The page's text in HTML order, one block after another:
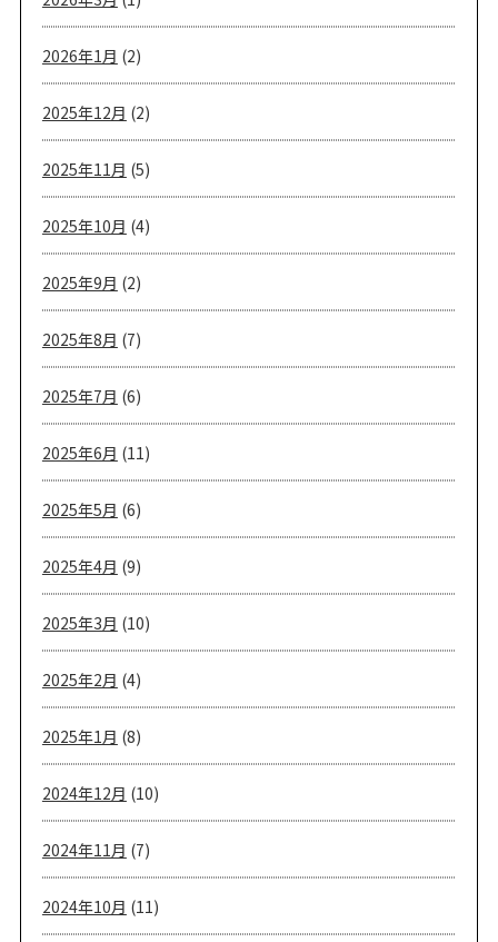
2026年1月 (2)
2025年12月 (2)
2025年11月 (5)
2025年10月 (4)
2025年9月 (2)
2025年8月 (7)
2025年7月 (6)
2025年6月 (11)
2025年5月 (6)
2025年4月 (9)
2025年3月 (10)
2025年2月 (4)
2025年1月 (8)
2024年12月 (10)
2024年11月 (7)
2024年10月 (11)